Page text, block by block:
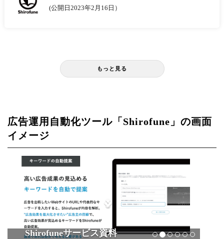
(公開日2023年2月16日）
もっと見る
広告運用自動化ツール「Shirofune」の画面
イメージ
Shirofuneサービス資料